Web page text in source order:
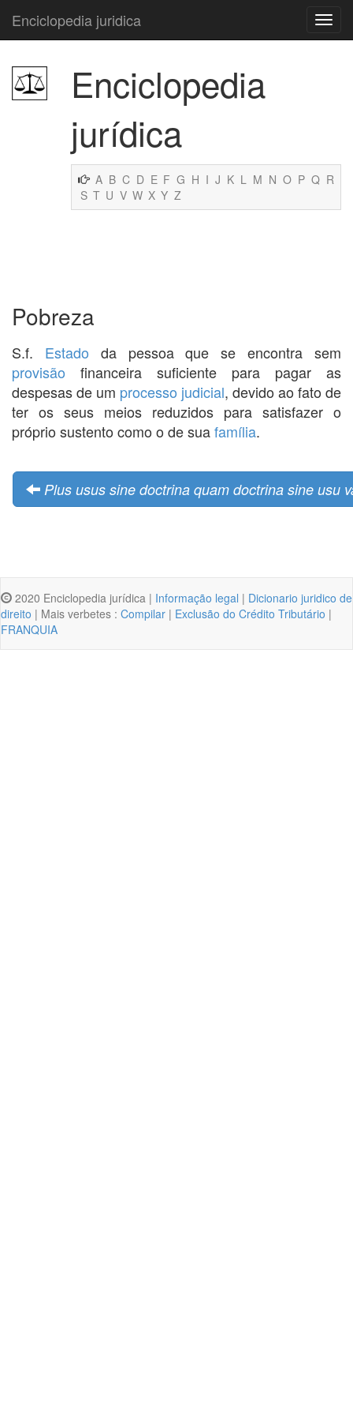
Enciclopedia juridica
Enciclopedia
jurídica
A B C D E F G H I J K L M N O P Q R
S T U V W X Y Z
Pobreza
S.f. Estado da pessoa que se encontra sem
provisão financeira suficiente para pagar as
despesas de um processo judicial, devido ao fato de
ter os seus meios reduzidos para satisfazer o
próprio sustento como o de suafamília.
Plus usus sine doctrina quam doctrina sine usu
2020 Enciclopedia jurídica | Informação legal | Dicionario juridico de
direito | Mais verbetes : Compilar | Exclusão do Crédito Tributário |
FRANQUIA